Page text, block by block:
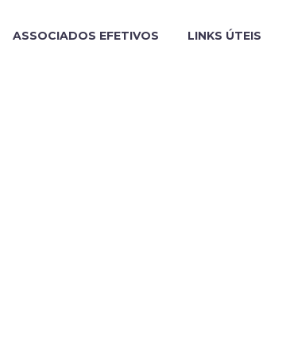
ASSOCIADOS EFETIVOS LINKS ÚTEIS